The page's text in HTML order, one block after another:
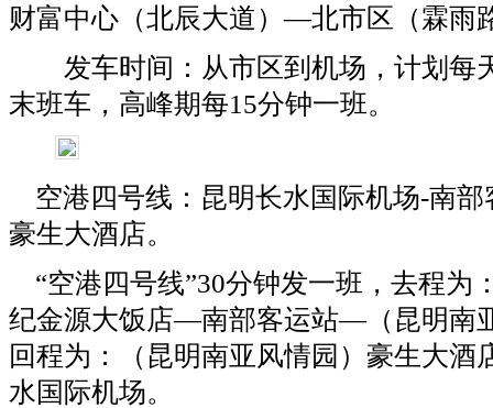
财富中心（北辰大道）—北市区（霖雨
发车时间：从市区到机场，计划每
末班车，高峰期每15分钟一班。
空港四号线：昆明长水国际机场-南部
豪生大酒店。
“空港四号线”30分钟发一班，去程为
纪金源大饭店—南部客运站—（昆明南
回程为：（昆明南亚风情园）豪生大
水国际机场。